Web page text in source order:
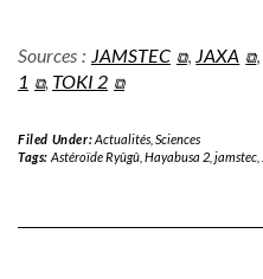
Sources : JAMSTEC , JAXA ,
1
, TOKI 2
Filed Under:Actualités, Sciences
Tags: Astéroïde Ryûgû, Hayabusa 2, jamstec,